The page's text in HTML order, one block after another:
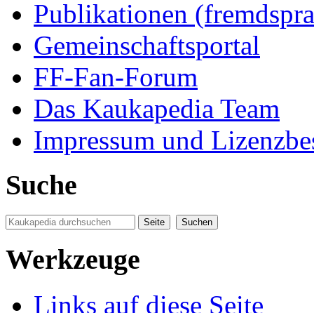
Publikationen
Gemeinschaftsportal
FF-Fan-Forum
Das Kaukapedia Team
Impressum und
Suche
Werkzeuge
Links auf diese Seite